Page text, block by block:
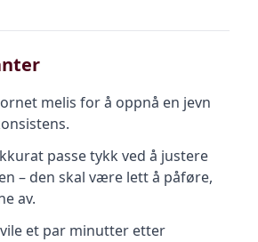
melis for å oppnå en jevn
passe tykk ved å justere
– den skal være lett å påføre,
av.
et par minutter etter